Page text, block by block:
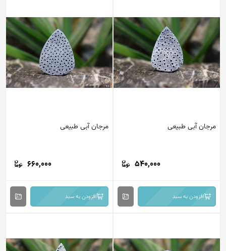
مرجان آبی طبیعی
540,000
افزودن به سبد
مرجان آبی طبیعی
660,000
افزودن به سبد